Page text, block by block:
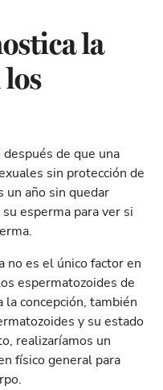
la
de que una
sin protección de
un año sin quedar
esperma para ver si
no es el único factor en
espermatozoides de
la concepción, también
y su estado
realizaríamos un
físico general para